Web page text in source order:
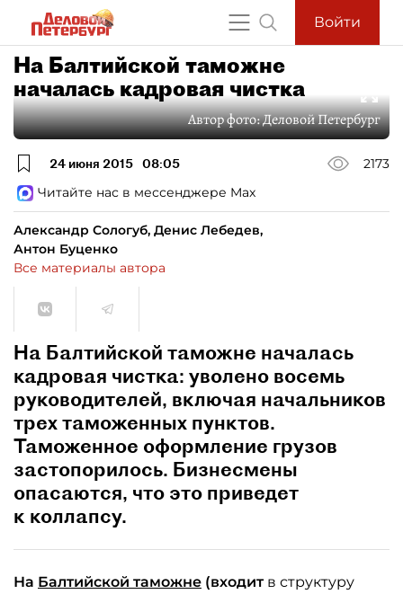
Войти
На Балтийской таможне
началась кадровая чистка
Автор фото:Деловой Петербург
24 июня 2015 08:05
2173
Читайте нас в мессенджере Max
Александр Сологуб, Денис Лебедев,
Антон Буценко
Все материалы автора
На Балтийской таможне началась
кадровая чистка: уволено восемь
руководителей, включая начальников
трех таможенных пунктов.
Таможенное оформление грузов
застопорилось. Бизнесмены
опасаются, что это приведет
к коллапсу.
На Балтийской таможне (входитв структуру